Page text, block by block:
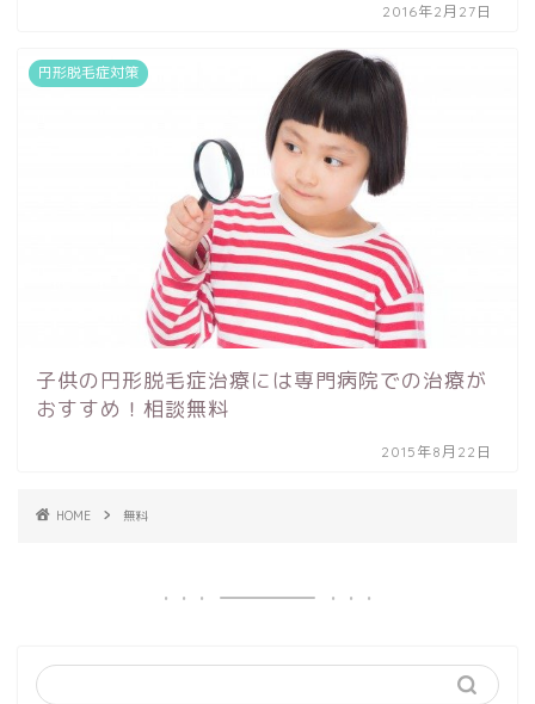
2016年2月27日
円形脱毛症対策
子供の円形脱毛症治療には専門病院での治療が
おすすめ！相談無料
2015年8月22日
HOME 無料